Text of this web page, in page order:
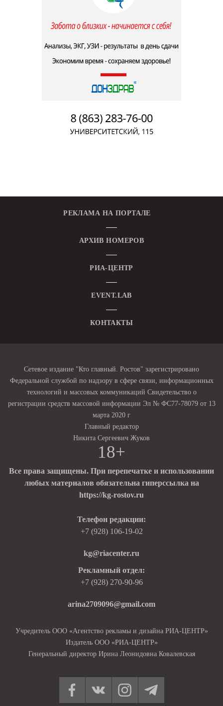
РЕКЛАМА НА ПОРТАЛЕ
АРХИВ НОМЕРОВ
РИА-ЦЕНТР
EVENT.LAB
КОНТАКТЫ
Сетевое издание "Кто главный. Ростов" зарегистрировано
Федеральной службой по надзору в сфере связи, информационных
технологий и массовых коммуникаций Свидетельство о
регистрации средств массовой информации Эл № ФС77-78079 от 13
марта 2020 г
Главный редактор
Никита Сергеевич Жуков
18+
Все права защищены. При перепечатке и использовании
любых материалов обязательна гиперссылка на
https://kg-rostov.ru
Телефон редакции:
+7 (928) 106-19-02
kg@riacenter.ru
Рекламный отдел:
+7 (928) 270-90-96
arina2709096@gmail.com
Учредитель ООО «Агентство рекламы и дизайна РИА-ЦЕНТР»
Издатель ООО «РИА-ЦЕНТР»
Генеральный директор Ирина Леонидовна Ковалевская